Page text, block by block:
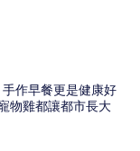
作早餐更是健康好
物雞都讓都市長大